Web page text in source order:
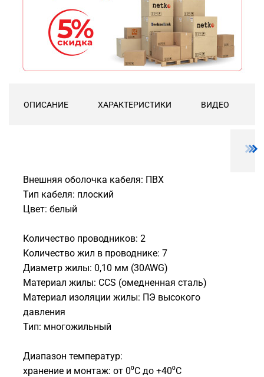
ОПИСАНИЕ ХАРАКТЕРИСТИКИ ВИДЕО
Внешняя оболочка кабеля: ПВХ
Тип кабеля: плоский
Цвет: белый
Количество проводников: 2
Количество жил в проводнике: 7
Диаметр жилы: 0,10 мм (30AWG)
Материал жилы: ССS (омедненная сталь)
Материал изоляции жилы: ПЭ высокого
давления
Тип: многожильный
Диапазон температур:
хранение и монтаж: от 0⁰С до +40⁰С